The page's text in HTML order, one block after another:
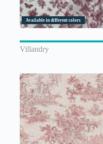
Available in different colors
Villandry